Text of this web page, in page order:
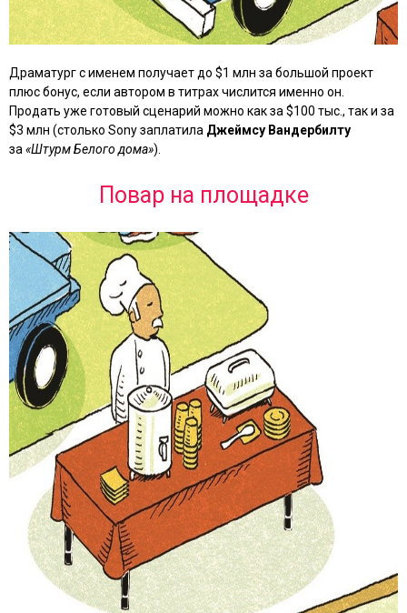
Драматург с именем получает до $1 млн за большой проект
плюс бонус, если автором в титрах числится именно он.
Продать уже готовый сценарий можно как за $100 тыс., так и за
$3 млн (столько Sony заплатила Джеймсу Вандербилту
за «Штурм Белого дома»).
Повар на площадке